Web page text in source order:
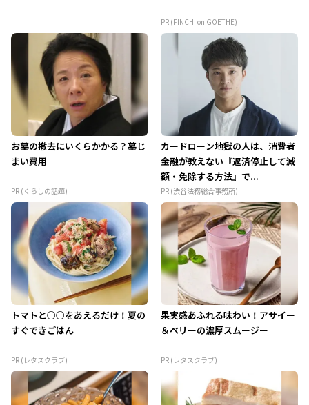
PR (FINCHI on GOETHE)
お墓の撤去にいくらかかる？墓じ
まい費用
PR (くらしの話題)
カードローン地獄の人は、消費者
金融が教えない『返済停止して減
額・免除する方法』で...
PR (渋谷法務総合事務所)
トマトと○○をあえるだけ！夏の
すぐできごはん
PR (レタスクラブ)
果実感あふれる味わい！アサイー
＆ベリーの濃厚スムージー
PR (レタスクラブ)